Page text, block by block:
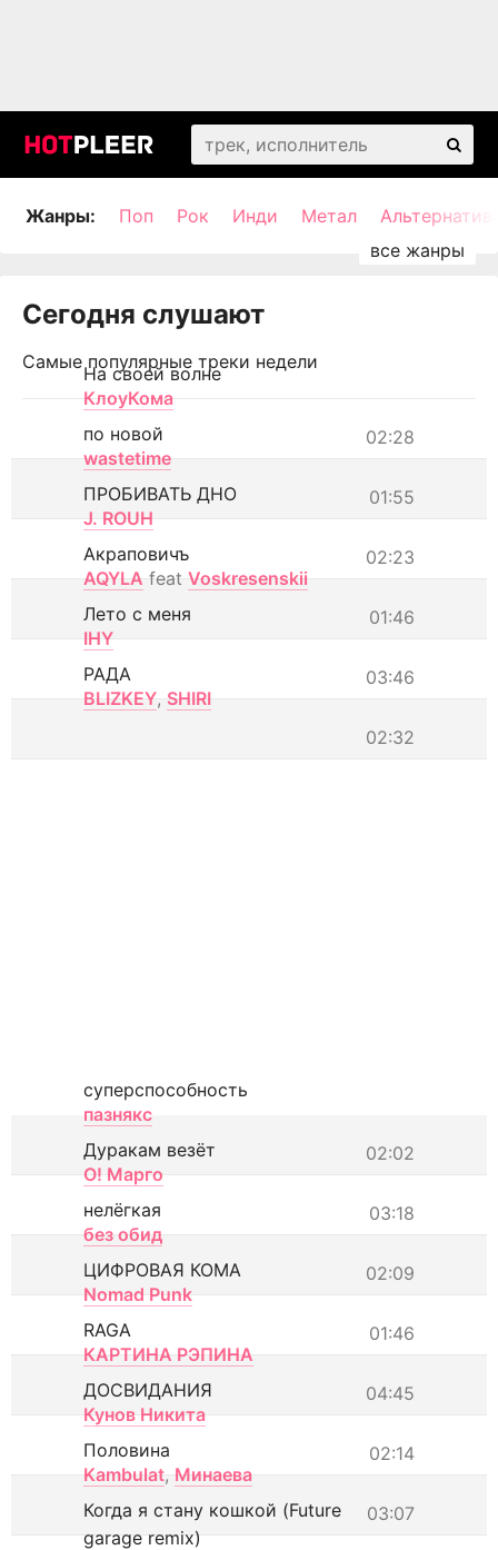
Жанры: Поп Рок Инди Метал
Сегодня слушают
Самые популярные треки недели
На своей волне
КлоуКома
02:28
по новой
wastetime
01:55
ПРОБИВАТЬ ДНО
J. ROUH
02:23
Акраповичъ
AQYLA feat Voskresenskii
01:46
Лето с меня
IHY
03:46
РАДА
BLIZKEY, SHIRI
02:32
суперспособность
пазнякс
02:02
Дуракам везёт
О! Марго
03:18
нелёгкая
без обид
02:09
ЦИФРОВАЯ КОМА
Nomad Punk
01:46
RAGA
КАРТИНА РЭПИНА
04:45
ДОСВИДАНИЯ
Кунов Никита
02:14
Половина
Kambulat, Минаева
03:07
Когда я стану кошкой (Future
garage remix)